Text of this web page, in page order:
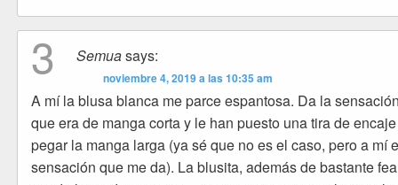
3 Semuasays:
noviembre 4, 2019 a las 10:35 am
A mí la blusa blanca me parce espantosa. Da la
que era de manga corta y le han puesto una tira de
pegar la manga larga (ya sé que no es el caso, pero a mí
sensación que me da). La blusita, además de bastante